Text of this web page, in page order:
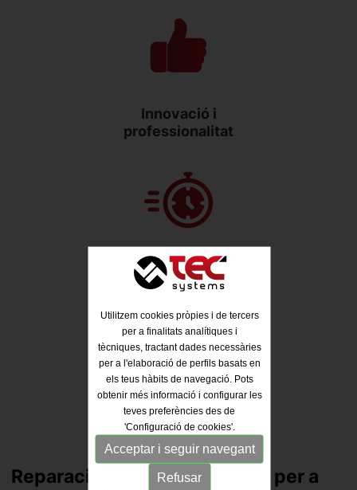
Innovació i
professionalitat
Rapidesa i
flexibilitat
Servei complet,
sense costos sorpresa
Reparació i Servei Postvenda per a
Utilitzem cookies pròpies i de tercers
per a finalitats analítiques i
tècniques, tractant dades necessàries
per a l'elaboració de perfils basats en
els teus hàbits de navegació. Pots
obtenir més informació i configurar les
teves preferències des de
'Configuració de cookies'.
Acceptar i seguir navegant
Refusar